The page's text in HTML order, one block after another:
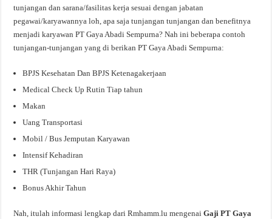
tunjangan dan sarana/fasilitas kerja sesuai dengan jabatan
pegawai/karyawannya loh, apa saja tunjangan tunjangan dan benefitnya
menjadi karyawan PT Gaya Abadi Sempurna? Nah ini beberapa contoh
tunjangan-tunjangan yang di berikan PT Gaya Abadi Sempurna:
BPJS Kesehatan Dan BPJS Ketenagakerjaan
Medical Check Up Rutin Tiap tahun
Makan
Uang Transportasi
Mobil / Bus Jemputan Karyawan
Intensif Kehadiran
THR (Tunjangan Hari Raya)
Bonus Akhir Tahun
Nah, itulah informasi lengkap dari Rmhamm.lu mengenaiGaji PT Gaya